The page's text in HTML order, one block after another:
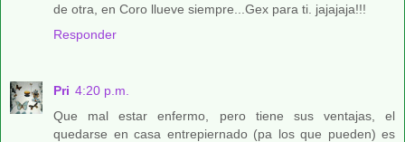
de otra, en Coro llueve siempre...Gex para ti. jajajaja!!!
Responder
Pri 4:20 p.m.
Que mal estar enfermo, pero tiene sus ventajas, el
quedarse en casa entrepiernado (pa los que pueden) es